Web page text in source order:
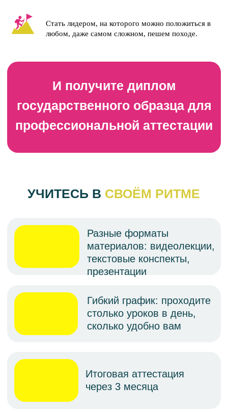
Стать лидером, на которого можно положиться в
любом, даже самом сложном, пешем походе.
нам — мы поможем!
Диплом о профподготовке
проводник пешеходного
ПОЛУЧИТЬ КОНСУЛЬТАЦИЮ